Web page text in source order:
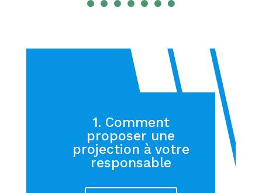
1. Comment
proposer une
projection à votre
responsable